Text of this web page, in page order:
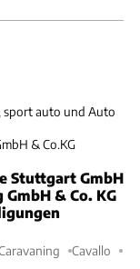
sport auto und Auto
& Co.KG
Stuttgart GmbH
& Co. KG
Cavallo